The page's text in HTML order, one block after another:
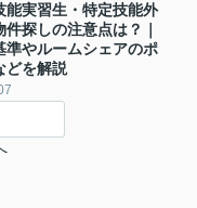
能実習生・特定技能外
件探しの注意点は？｜
準やルームシェアのポ
どを解説